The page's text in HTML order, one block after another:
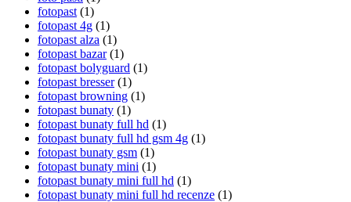
fotopast (1)
fotopast 4g (1)
fotopast alza (1)
fotopast bazar(1)
fotopast bolyguard (1)
fotopast bresser(1)
fotopast browning (1)
fotopast bunaty (1)
fotopast bunaty full hd (1)
fotopast bunaty full hd gsm 4g (1)
fotopast bunaty gsm (1)
fotopast bunaty mini (1)
fotopast bunaty mini full hd (1)
fotopast bunaty mini full hd recenze (1)